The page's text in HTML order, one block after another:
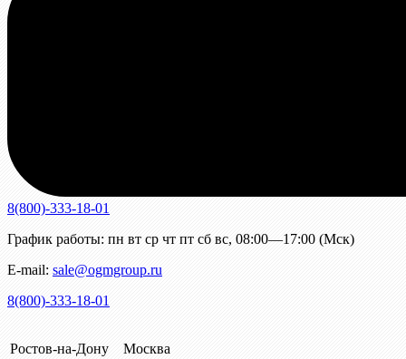
8(800)-333-18-01
График работы: пн вт ср чт пт сб вс, 08:00—17:00 (Мск)
E-mail: sale@ogmgroup.ru
8(800)-333-18-01
Ростов-на-Дону
Москва